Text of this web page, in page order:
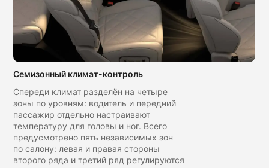
Семизонный климат-контроль
Спереди климат разделён на четыре
зоны по уровням: водитель и передний
пассажир отдельно настраивают
температуру для головы и ног. Всего
предусмотрено пять независимых зон
по салону: левая и правая стороны
второго ряда и третий ряд регулируются